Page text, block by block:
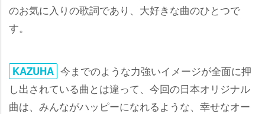
のお気に入りの歌詞であり、大好きな曲のひとつで
す。
KAZUHA 今までのような力強いイメージが全面に押
し出されている曲とは違って、今回の日本オリジナル
曲は、みんながハッピーになれるような、幸せなオー